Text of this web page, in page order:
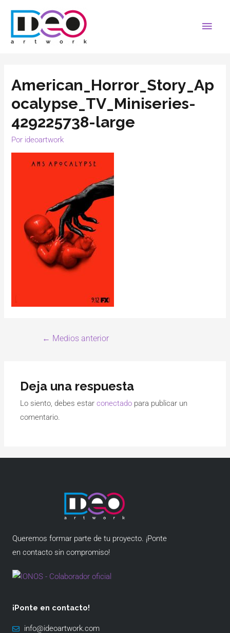
American_Horror_Story_Ap
ocalypse_TV_Miniseries-
429225738-large
Por ideoartwork
← Medios anterior
Deja una respuesta
Lo siento, debes estarconectado para publicar un
comentario.
Queremos formar parte de tu proyecto. ¡Ponte
en contacto sin compromiso!
¡Ponte en contacto!
info@ideoartwork.com